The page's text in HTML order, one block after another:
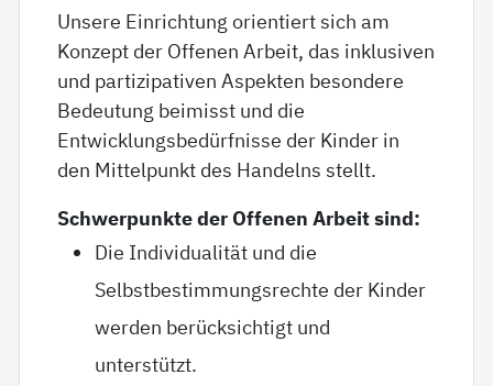
Unsere Einrichtung orientiert sich am
Konzept der Offenen Arbeit, das inklusiven
und partizipativen Aspekten besondere
Bedeutung beimisst und die
Entwicklungsbedürfnisse der Kinder in
den Mittelpunkt des Handelns stellt.
Schwerpunkte der Offenen Arbeit sind:
Die Individualität und die
Selbstbestimmungsrechte der Kinder
werden berücksichtigt und
unterstützt.